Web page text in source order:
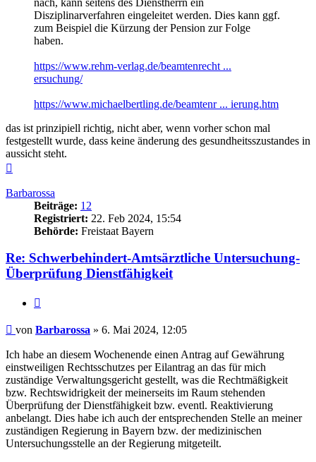
Disziplinarverfahren eingeleitet werden. Dies kann ggf.
zum Beispiel die Kürzung der Pension zur Folge
haben.
https://www.rehm-verlag.de/beamtenrecht ...
ersuchung/
https://www.michaelbertling.de/beamtenr ... ierung.htm
das ist prinzipiell richtig, nicht aber, wenn vorher schon mal
festgestellt wurde, dass keine änderung des gesundheitsszustandes in
aussicht steht.
Barbarossa
Beiträge: 12
Registriert: 22. Feb 2024, 15:54
Behörde: Freistaat Bayern
Re: Schwerbehindert-Amtsärztliche Untersuchung-
Überprüfung Dienstfähigkeit
Beitrag
von Barbarossa » 6. Mai 2024, 12:05
Ich habe an diesem Wochenende einen Antrag auf Gewährung
einstweiligen Rechtsschutzes per Eilantrag an das für mich
zuständige Verwaltungsgericht gestellt, was die Rechtmäßigkeit
bzw. Rechtswidrigkeit der meinerseits im Raum stehenden
Überprüfung der Dienstfähigkeit bzw. eventl. Reaktivierung
anbelangt. Dies habe ich auch der entsprechenden Stelle an meiner
zuständigen Regierung in Bayern bzw. der medizinischen
Untersuchungsstelle an der Regierung mitgeteilt.